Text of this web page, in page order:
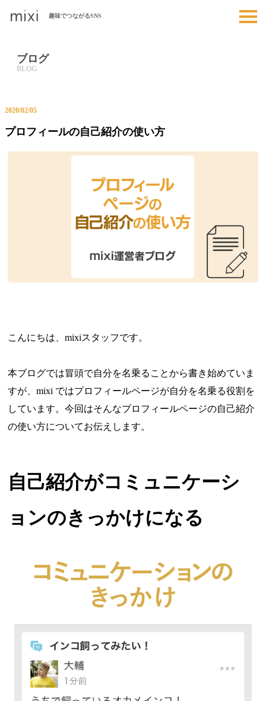
趣味でつながるSNS
ブログ
2020/02/05
プロフィールの自己紹介の使い方
こんにちは、mixiスタッフです。
本ブログでは冒頭で自分を名乗ることから書き始めていま
すが、mixi ではプロフィールページが自分を名乗る役割を
しています。今回はそんなプロフィールページの自己紹介
の使い方についてお伝えします。
自己紹介がコミュニケーシ
ョンのきっかけになる